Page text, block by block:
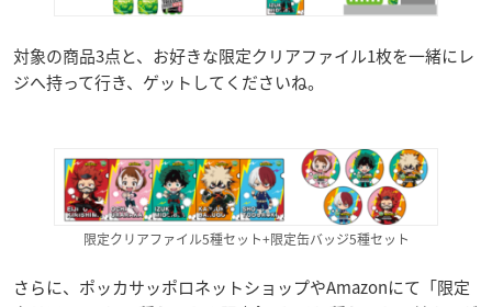
対象の商品3点と、お好きな限定クリアファイル1枚を一緒にレ
ジへ持って行き、ゲットしてくださいね。
限定クリアファイル5種セット+限定缶バッジ5種セット
さらに、ポッカサッポロネットショップやAmazonにて「限定